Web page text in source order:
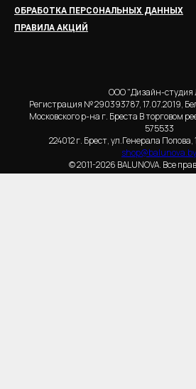
ОБРАБОТКА ПЕРСОНАЛЬНЫХ ДАННЫХ
ПРАВИЛА АКЦИЙ
ООО "Дизайн-студия
Регистрация № 290393787, 17.07.2019,
Московского р-на г. Бреста В торговом
575533
224012 г. Брест, ул.Генерала
shop@balunova.by
© 2011-2026 BALUNOVA. Все